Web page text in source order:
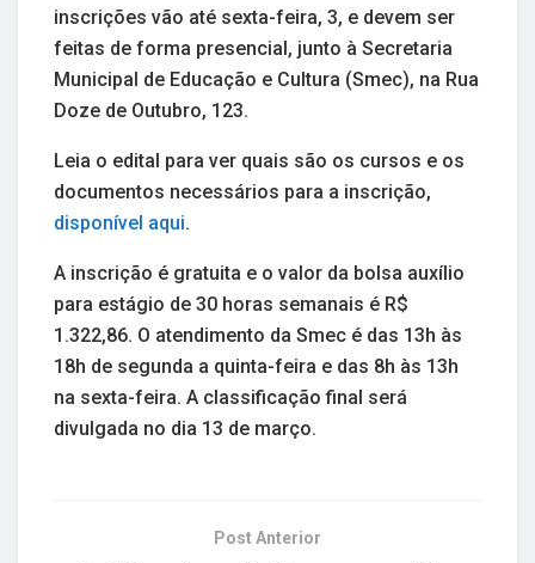
inscrições vão até sexta-feira, 3, e devem ser
feitas de forma presencial, junto à Secretaria
Municipal de Educação e Cultura (Smec), na Rua
Doze de Outubro, 123.
Leia o edital para ver quais são os cursos e os
documentos necessários para a inscrição,
disponível aqui.
A inscrição é gratuita e o valor da bolsa auxílio
para estágio de 30 horas semanais é R$
1.322,86. O atendimento da Smec é das 13h às
18h de segunda a quinta-feira e das 8h às 13h
na sexta-feira. A classificação final será
divulgada no dia 13 de março.
Post Anterior